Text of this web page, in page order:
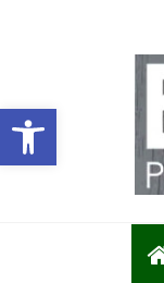
Otwórz pasek narzędzi